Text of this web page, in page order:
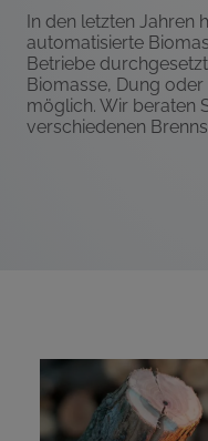
In den letzten Jahren
automatisierte
Betriebe
Biomasse, Dung
möglich. Wir beraten
verschiedenen